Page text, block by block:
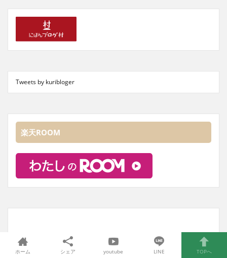
Tweets by kuribloger
楽天ROOM
ホーム シェア youtube LINE TOPへ